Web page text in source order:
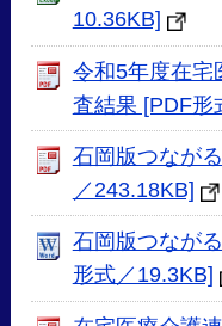
10.36KB]
令和5年度在宅
査結果 [PDF形
石岡版つなが
／243.18KB]
石岡版つなが
形式／19.3KB]